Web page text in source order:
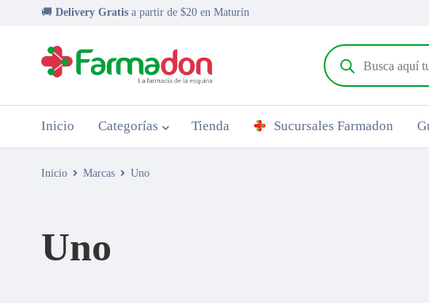
🚚 Delivery Gratis a partir de $20 en Maturín
Inicio Categorías Tienda Sucursales Farmadon
Inicio Marcas Uno
Uno